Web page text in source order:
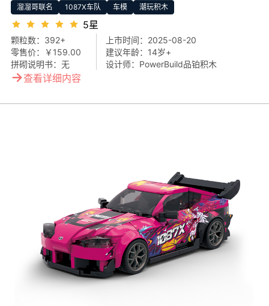
溜溜哥联名 1087X车队 车模 潮玩积木
5星
颗粒数： 392+
零售价：
￥159.00
拼砌说明书： 无
上市时间： 2025-08-20
建议年龄： 14岁+
设计师： PowerBuild品铂积木
→查看详细内容